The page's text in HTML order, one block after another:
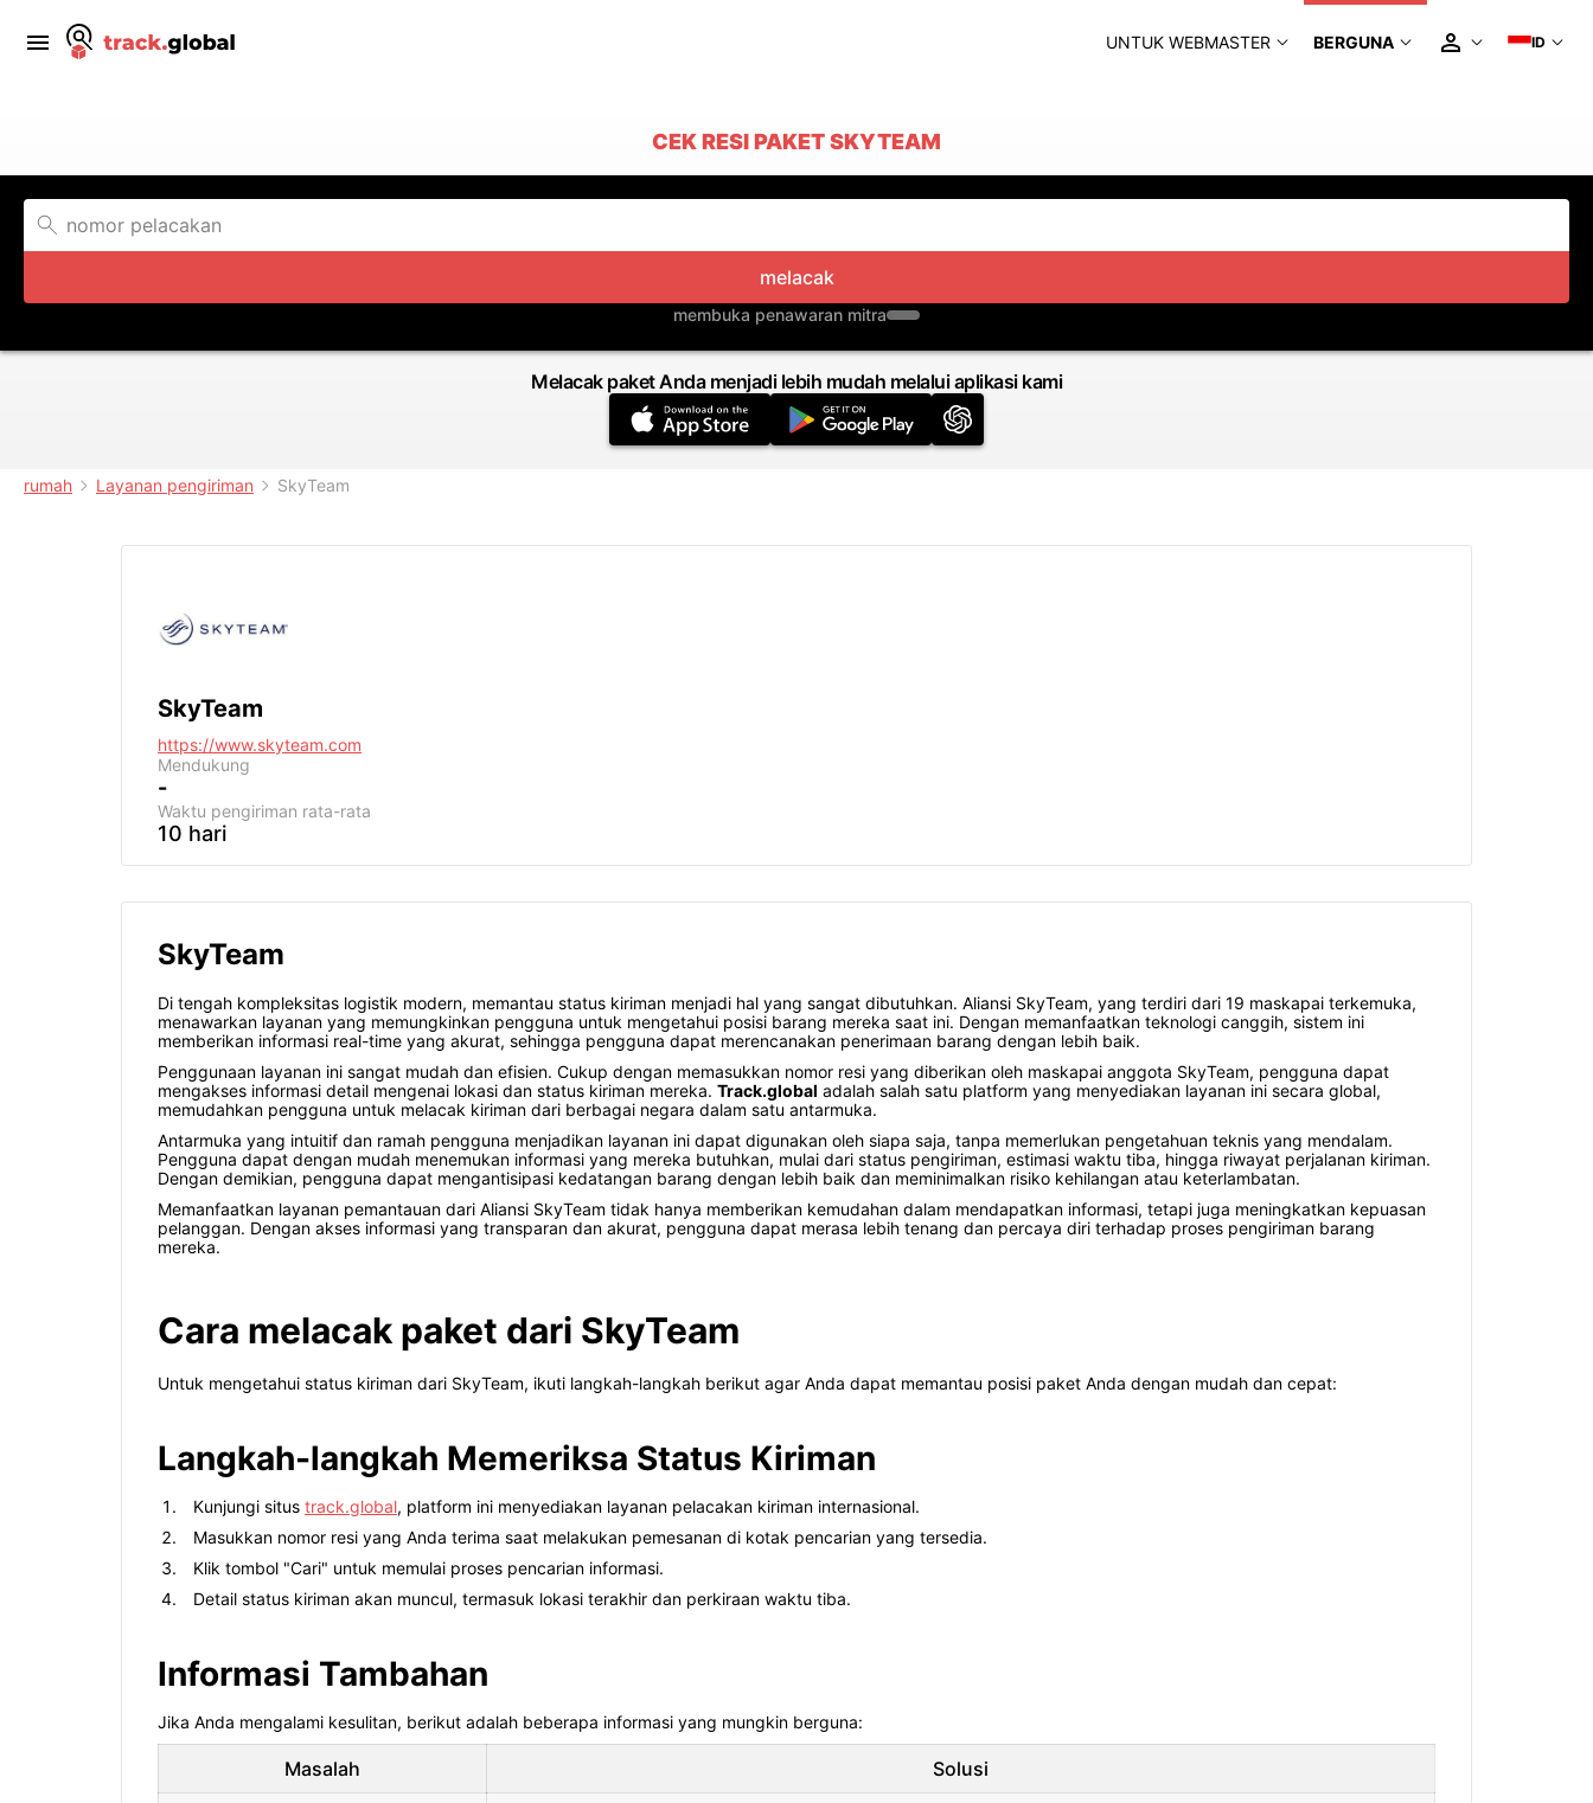
UNTUK WEBMASTER BERGUNA ID
CEK RESI PAKET SKYTEAM
melacak
membuka penawaran mitra
Melacak paket Anda menjadi lebih mudah melalui aplikasi kami
rumah Layanan pengiriman SkyTeam
SkyTeam
https://www.skyteam.com
Mendukung
-
Waktu pengiriman rata-rata
10 hari
SkyTeam
Di tengah kompleksitas logistik modern, memantau status kiriman menjadi hal yang sangat dibutuhkan. Aliansi SkyTeam, yang terdiri dari 19 maskapai terkemuka,
menawarkan layanan yang memungkinkan pengguna untuk mengetahui posisi barang mereka saat ini. Dengan memanfaatkan teknologi canggih, sistem ini
memberikan informasi real-time yang akurat, sehingga pengguna dapat merencanakan penerimaan barang dengan lebih baik.
Penggunaan layanan ini sangat mudah dan efisien. Cukup dengan memasukkan nomor resi yang diberikan oleh maskapai anggota SkyTeam, pengguna dapat
mengakses informasi detail mengenai lokasi dan status kiriman mereka. Track.global adalah salah satu platform yang menyediakan layanan ini secara global,
memudahkan pengguna untuk melacak kiriman dari berbagai negara dalam satu antarmuka.
Antarmuka yang intuitif dan ramah pengguna menjadikan layanan ini dapat digunakan oleh siapa saja, tanpa memerlukan pengetahuan teknis yang mendalam.
Pengguna dapat dengan mudah menemukan informasi yang mereka butuhkan, mulai dari status pengiriman, estimasi waktu tiba, hingga riwayat perjalanan kiriman.
Dengan demikian, pengguna dapat mengantisipasi kedatangan barang dengan lebih baik dan meminimalkan risiko kehilangan atau keterlambatan.
Memanfaatkan layanan pemantauan dari Aliansi SkyTeam tidak hanya memberikan kemudahan dalam mendapatkan informasi, tetapi juga meningkatkan kepuasan
pelanggan. Dengan akses informasi yang transparan dan akurat, pengguna dapat merasa lebih tenang dan percaya diri terhadap proses pengiriman barang
mereka.
Cara melacak paket dari SkyTeam
Untuk mengetahui status kiriman dari SkyTeam, ikuti langkah-langkah berikut agar Anda dapat memantau posisi paket Anda dengan mudah dan cepat:
Langkah-langkah Memeriksa Status Kiriman
Kunjungi situs track.global, platform ini menyediakan layanan pelacakan kiriman internasional.
Masukkan nomor resi yang Anda terima saat melakukan pemesanan di kotak pencarian yang tersedia.
Klik tombol "Cari" untuk memulai proses pencarian informasi.
Detail status kiriman akan muncul, termasuk lokasi terakhir dan perkiraan waktu tiba.
Informasi Tambahan
Jika Anda mengalami kesulitan, berikut adalah beberapa informasi yang mungkin berguna:
Masalah Solusi